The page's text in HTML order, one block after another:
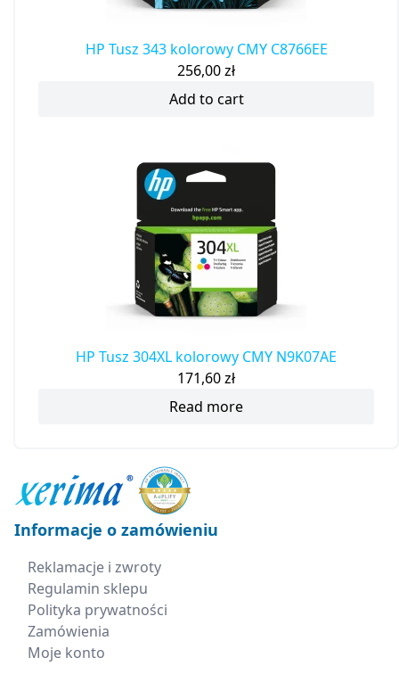
HP Tusz 343 kolorowy CMY C8766EE
256,00zł
Add to cart
HP Tusz 304XL kolorowy CMY N9K07AE
171,60zł
Read more
Informacje o zamówieniu
Reklamacje i zwroty
Regulamin sklepu
Polityka prywatności
Zamówienia
Moje konto